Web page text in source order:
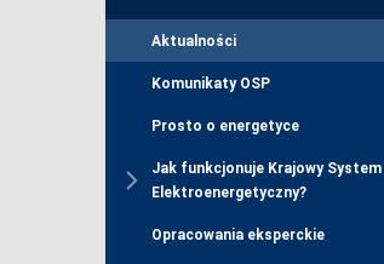
Aktualności
Komunikaty OSP
Prosto o energetyce
Jak funkcjonuje Krajowy System
Elektroenergetyczny?
Opracowania eksperckie